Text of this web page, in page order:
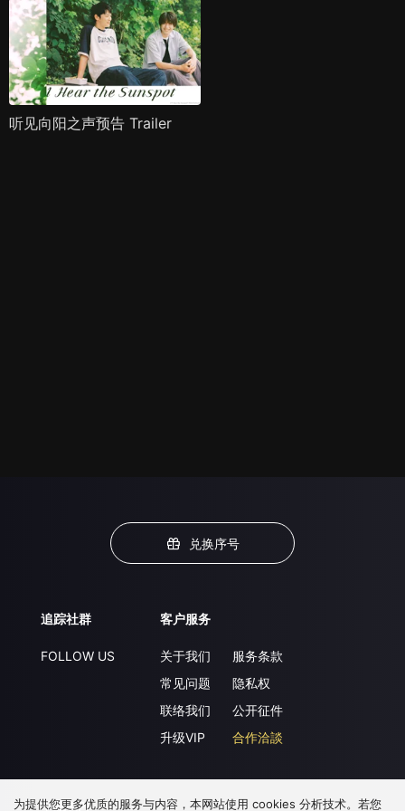
听见向阳之声预告 Trailer
兑换序号
追踪社群
FOLLOW US
客户服务
关于我们
常见问题
联络我们
升级VIP
服务条款
隐私权
公开征件
合作洽談
下载 APP
为提供您更多优质的服务与内容，本网站使用 cookies 分析技术。若您